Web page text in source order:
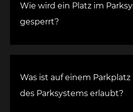
Wie wird ein Platz im
gesperrt?
Was ist auf einem
des Parksystems erlaubt?